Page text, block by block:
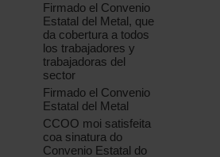
Firmado el Convenio
Estatal del Metal, que
da cobertura a todos
los trabajadores y
trabajadoras del
sector
Firmado el Convenio
Estatal del Metal
CCOO moi satisfeita
coa sinatura do
Convenio Estatal do